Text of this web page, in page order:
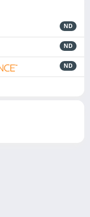
ND
ND
ND